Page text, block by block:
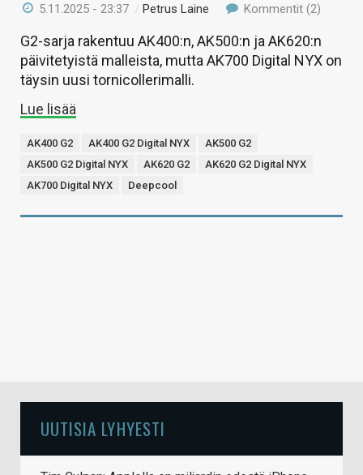
5.11.2025 - 23:37 /Petrus Laine Kommentit (2)
G2-sarja rakentuu AK400:n, AK500:n ja AK620:n
päivitetyistä malleista, mutta AK700 Digital NYX on
täysin uusi tornicollerimalli.
Lue lisää
AK400 G2 AK400 G2 Digital NYX
AK500 G2
AK500 G2 Digital NYX
AK620 G2
AK620 G2 Digital NYX
AK700 Digital NYX
Deepcool
UUTISIA LYHYESTI